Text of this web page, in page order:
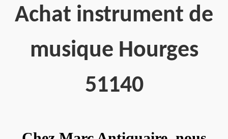
Achat instrument de
musique Hourges
51140